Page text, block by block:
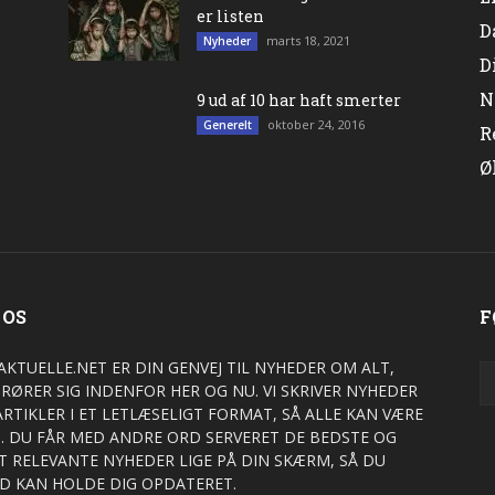
er listen
Nyheder marts 18, 2021
9 ud af 10 har haft smerter
Generelt oktober 24, 2016
ER DIN GENVEJ TIL NYHEDER OM ALT,
SIG INDENFOR HER OG NU. VI SKRIVER NYHEDER
I ET LETLÆSELIGT FORMAT, SÅ ALLE KAN VÆRE
DU FÅR MED ANDRE ORD SERVERET DE BEDSTE OG
RELEVANTE NYHEDER LIGE PÅ DIN SKÆRM, SÅ DU
KAN HOLDE DIG OPDATERET.